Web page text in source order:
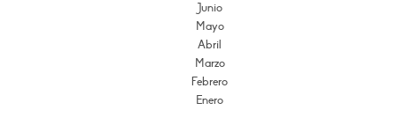
Junio
Mayo
Abril
Marzo
Febrero
Enero